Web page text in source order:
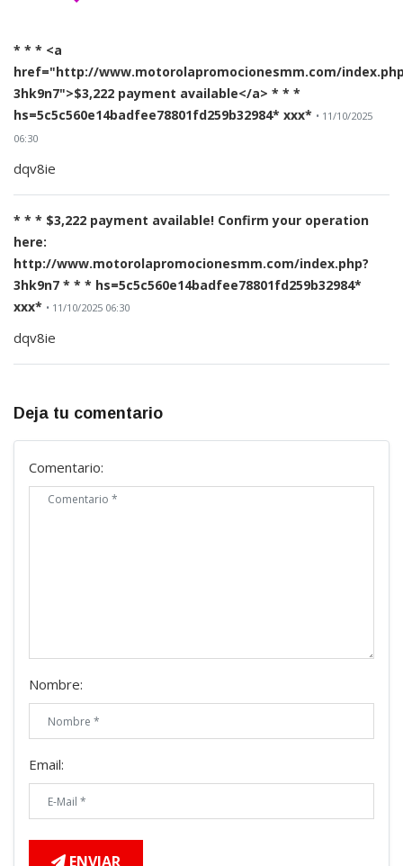
* * * <a
href="http://www.motorolapromocionesmm.com/
3hk9n7">$3,222 payment available</a> * * *
hs=5c5c560e14badfee78801fd259b32984* ххх* • 11/10/2025
06:30
dqv8ie
* * * $3,222 payment available! Confirm your operation
here:
http://www.motorolapromocionesmm.com/index.php?
3hk9n7 * * * hs=5c5c560e14badfee78801fd259b32984*
ххх* • 11/10/2025 06:30
dqv8ie
Deja tu comentario
Comentario:
Nombre:
Email:
ENVIAR